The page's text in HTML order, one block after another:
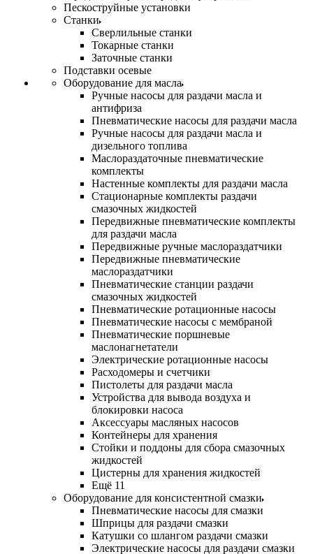
Пескоструйные установки
Станки
Сверлильные станки
Токарные станки
Заточные станки
Подставки осевые
Оборудование для масла
Ручные насосы для раздачи масла и
антифриза
Пневматические насосы для раздачи масла
Ручные насосы для раздачи масла и
дизельного топлива
Маслораздаточные пневматические
комплекты
Настенные комплекты для раздачи масла
Стационарные комплекты раздачи
смазочных жидкостей
Передвижные пневматические комплекты
для раздачи масла
Передвижные ручные маслораздатчики
Передвижные пневматические
маслораздатчики
Пневматические станции раздачи
смазочных жидкостей
Пневматические ротационные насосы
Пневматические насосы с мембраной
Пневматические поршневые
маслонагнетатели
Электрические ротационные насосы
Расходомеры и счетчики
Пистолеты для раздачи масла
Устройства для вывода воздуха и
блокировки насоса
Аксессуары масляных насосов
Контейнеры для хранения
Стойки и поддоны для сбора смазочных
жидкостей
Цистерны для хранения жидкостей
Ещё 11
Оборудование для консистентной смазки
Пневматические насосы для смазки
Шприцы для раздачи смазки
Катушки со шлангом раздачи смазки
Электрические насосы для раздачи смазки